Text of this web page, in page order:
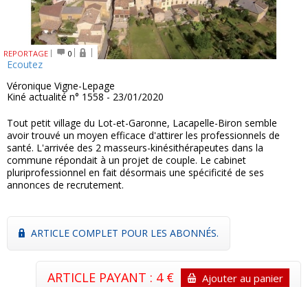
REPORTAGE 0
Ecoutez
Véronique Vigne-Lepage
Kiné actualité n° 1558 - 23/01/2020
Tout petit village du Lot-et-Garonne, Lacapelle-Biron semble
avoir trouvé un moyen efficace d'attirer les professionnels de
santé. L'arrivée des 2 masseurs-kinésithérapeutes dans la
commune répondait à un projet de couple. Le cabinet
pluriprofessionnel en fait désormais une spécificité de ses
annonces de recrutement.
ARTICLE COMPLET POUR LES ABONNÉS.
ARTICLE PAYANT : 4 € Ajouter au panier